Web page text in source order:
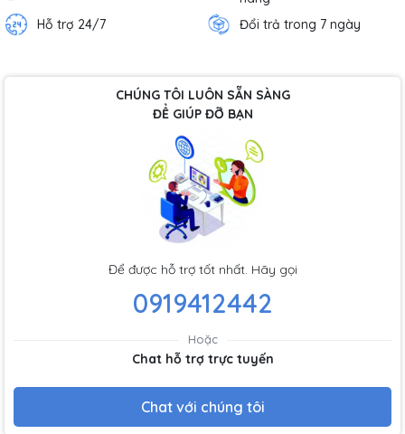
Hỗ trợ 24/7
Đổi trả trong 7 ngày
CHÚNG TÔI LUÔN SẴN SÀNG
ĐỂ GIÚP ĐỠ BẠN
Để được hỗ trợ tốt nhất. Hãy gọi
0919412442
Hoặc
Chat hỗ trợ trực tuyến
Chat với chúng tôi